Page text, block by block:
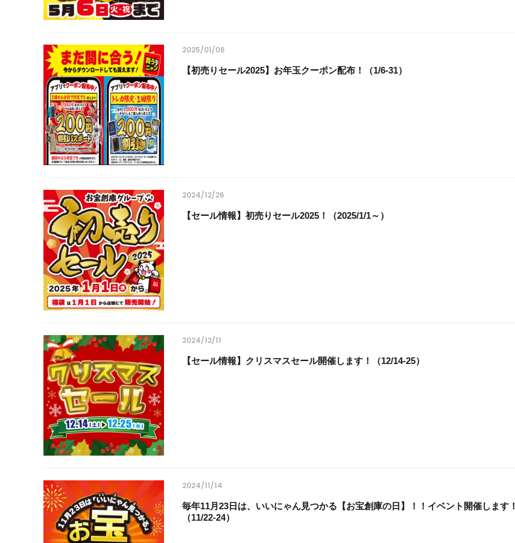
2025/01/06
【初売りセール2025】お年玉クーポン配布！（1/6-31）
2024/12/26
【セール情報】初売りセール2025！（2025/1/1～）
2024/12/11
【セール情報】クリスマスセール開催します！（12/14-25）
2024/11/14
毎年11月23日は、いいにゃん見つかる【お宝創庫の日】！！イベント開催します！
（11/22-24）